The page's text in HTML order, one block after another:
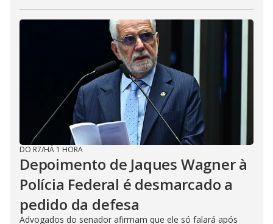
DO R7/HÁ 1 HORA
Depoimento de Jaques Wagner à
Polícia Federal é desmarcado a
pedido da defesa
Advogados do senador afirmam que ele só falará após